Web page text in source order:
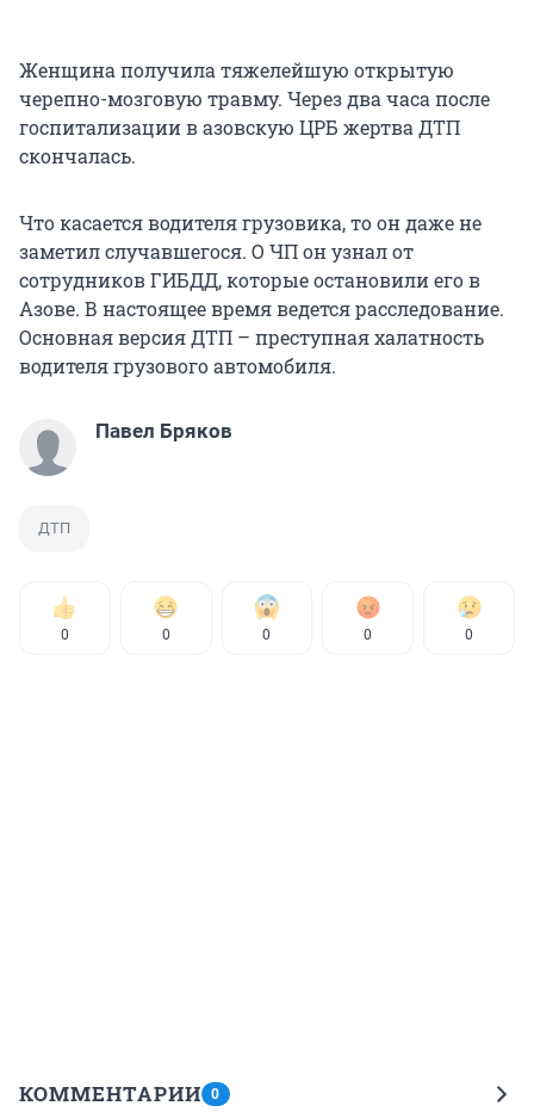
Женщина получила тяжелейшую открытую
черепно-мозговую травму. Через два часа после
госпитализации в азовскую ЦРБ жертва ДТП
скончалась.
Что касается водителя грузовика, то он даже не
заметил случавшегося. О ЧП он узнал от
сотрудников ГИБДД, которые остановили его в
Азове. В настоящее время ведется расследование.
Основная версия ДТП – преступная халатность
водителя грузового автомобиля.
Павел Бряков
ДТП
0 0 0 0 0
КОММЕНТАРИИ 0